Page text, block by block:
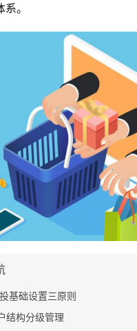
。
基础设置三原则
结构分级管理